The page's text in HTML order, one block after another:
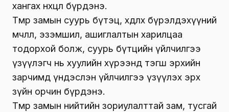
хангах нөхцөл бүрдэнэ.
Төмөр замын суурь бүтэц, хөдлөх бүрэлдэхүүний
өмчлөл, эзэмшил, ашиглалтын харилцаа
тодорхой болж, суурь бүтцийн үйлчилгээ
үзүүлэгч нь хуулийн хүрээнд тэгш эрхийн
зарчимд үндэслэн үйлчилгээ үзүүлэх эрх
зүйн орчин бүрдэнэ.
Төмөр замын нийтийн зориулалттай зам, тусгай